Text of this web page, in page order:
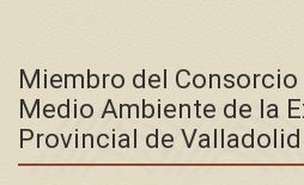
Miembro del
Medio Ambiente de la
Provincial de Valladolid